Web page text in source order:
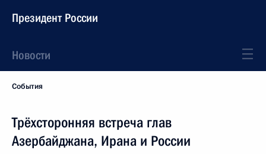
Президент России
Новости
События
Трёхсторонняя встреча глав
Азербайджана, Ирана и России